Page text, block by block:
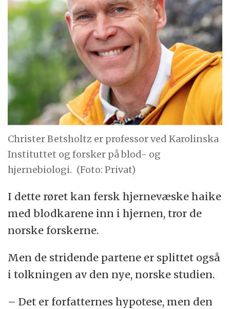
Christer Betsholtz er professor ved Karolinska
Instituttet og forsker på blod- og
hjernebiologi. (Foto: Privat)
I dette røret kan fersk hjernevæske haike
med blodkarene inn i hjernen, tror de
norske forskerne.
Men de stridende partene er splittet også
i tolkningen av den nye, norske studien.
– Det er forfatternes hypotese, men den